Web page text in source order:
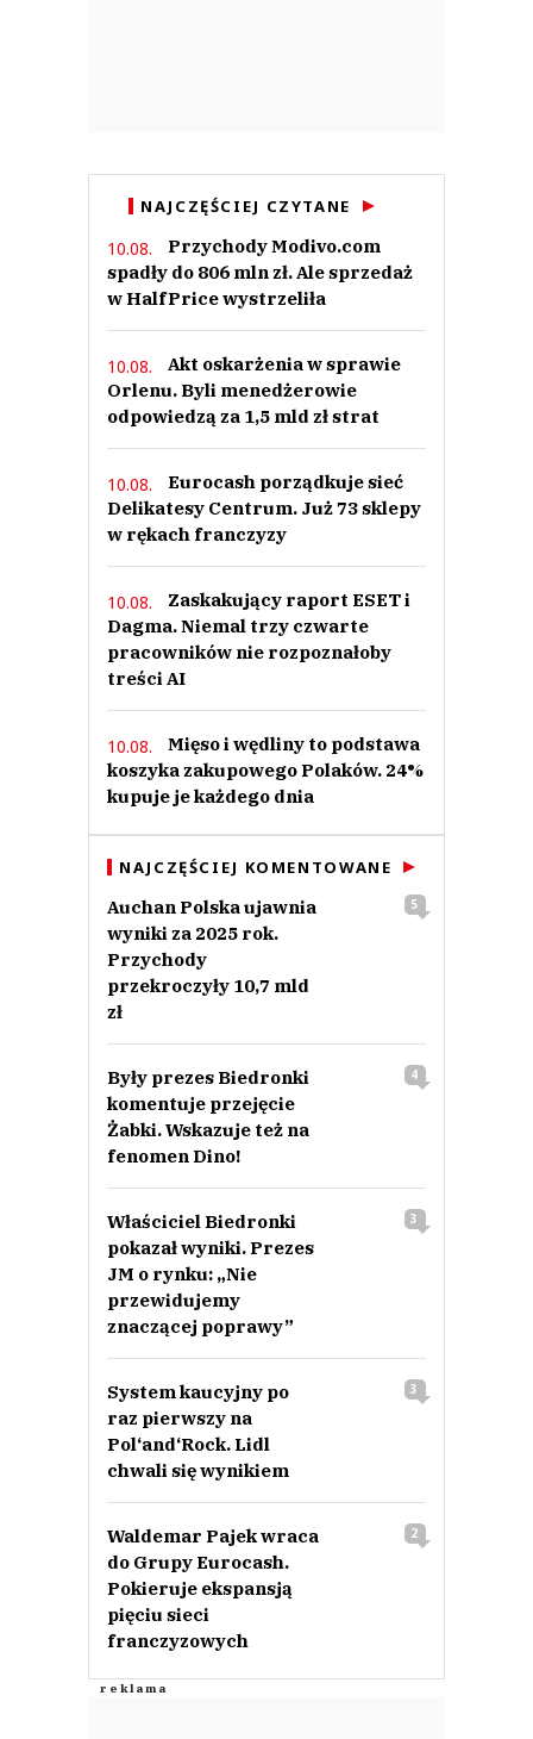
NAJCZĘŚCIEJ CZYTANE
10.08.
Przychody Modivo.com
spadły do 806 mln zł. Ale sprzedaż
w HalfPrice wystrzeliła
10.08.
Akt oskarżenia w sprawie
Orlenu. Byli menedżerowie
odpowiedzą za 1,5 mld zł strat
10.08.
Eurocash porządkuje sieć
Delikatesy Centrum. Już 73 sklepy
w rękach franczyzy
10.08.
Zaskakujący raport ESET i
Dagma. Niemal trzy czwarte
pracowników nie rozpoznałoby
treści AI
10.08.
Mięso i wędliny to podstawa
koszyka zakupowego Polaków. 24%
kupuje je każdego dnia
NAJCZĘŚCIEJ KOMENTOWANE
Auchan Polska ujawnia
wyniki za 2025 rok.
Przychody
przekroczyły 10,7 mld
zł
5
Były prezes Biedronki
komentuje przejęcie
Żabki. Wskazuje też na
fenomen Dino!
4
Właściciel Biedronki
pokazał wyniki. Prezes
JM o rynku: „Nie
przewidujemy
znaczącej poprawy”
3
System kaucyjny po
raz pierwszy na
Pol‘and‘Rock. Lidl
chwali się wynikiem
3
Waldemar Pajek wraca
do Grupy Eurocash.
Pokieruje ekspansją
pięciu sieci
franczyzowych
2